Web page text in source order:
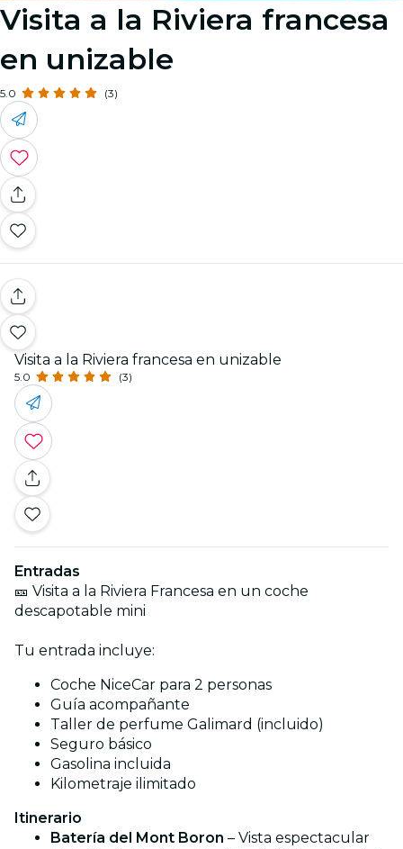
Visita a la Riviera francesa
en unizable
5.0 (3)
Visita a la Riviera francesa en unizable
5.0 (3)
Entradas
🎫 Visita a la Riviera Francesa en un coche
descapotable mini
Tu entrada incluye:
Coche NiceCar para 2 personas
Guía acompañante
Taller de perfume Galimard (incluido)
Seguro básico
Gasolina incluida
Kilometraje ilimitado
Itinerario
Batería del Mont Boron – Vista espectacular